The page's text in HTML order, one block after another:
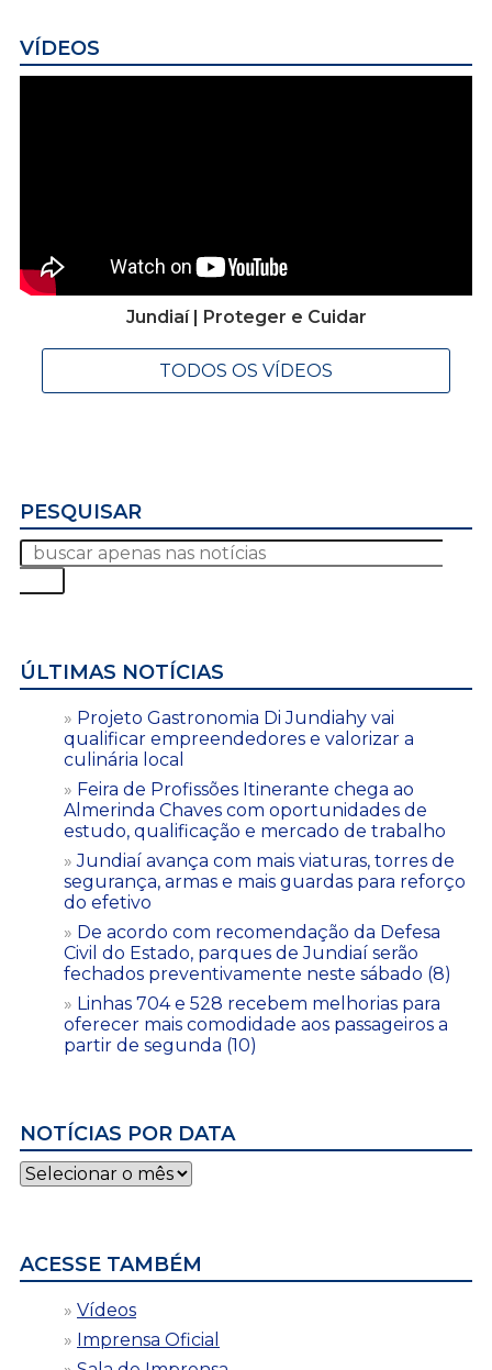
VÍDEOS
Jundiaí | Proteger e Cuidar
TODOS OS VÍDEOS
PESQUISAR
ÚLTIMAS NOTÍCIAS
Projeto Gastronomia Di Jundiahy vai
qualificar empreendedores e valorizar a
culinária local
Feira de Profissões Itinerante chega ao
Almerinda Chaves com oportunidades de
estudo, qualificação e mercado de trabalho
Jundiaí avança com mais viaturas, torres de
segurança, armas e mais guardas para reforço
do efetivo
De acordo com recomendação da Defesa
Civil do Estado, parques de Jundiaí serão
fechados preventivamente neste sábado (8)
Linhas 704 e 528 recebem melhorias para
oferecer mais comodidade aos passageiros a
partir de segunda (10)
NOTÍCIAS POR DATA
Notícias
por
ACESSE TAMBÉM
Vídeos
Imprensa Oficial